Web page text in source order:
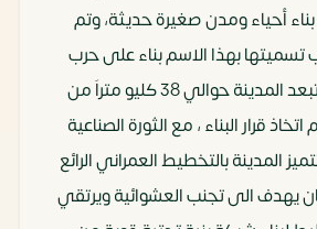
أحياء ومدن صغيرة حديثة، وتم
1979 وسبب تسميتها بهذا الاسم بناء على حرب
السادس من اكتوبر، تبعد المدينة حوالي 38 كليو متراَ من
قرار البناء ، مع الثورة الصناعية
المدينة بالتخطيط العمراني الرائع
يهدف الى تجنب العشوائية ويرتقي